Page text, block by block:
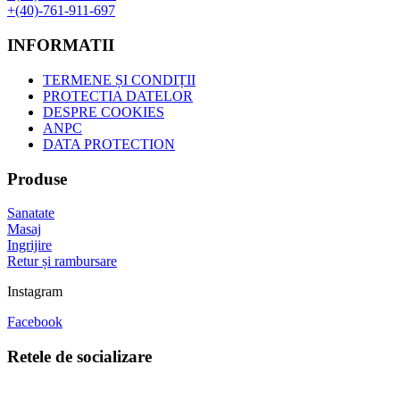
+(40)-761-911-697
INFORMATII
TERMENE ȘI CONDIȚII
PROTECTIA DATELOR
DESPRE COOKIES
ANPC
DATA PROTECTION
Produse
Sanatate
Masaj
Ingrijire
Retur și rambursare
Instagram
Facebook
Retele de socializare